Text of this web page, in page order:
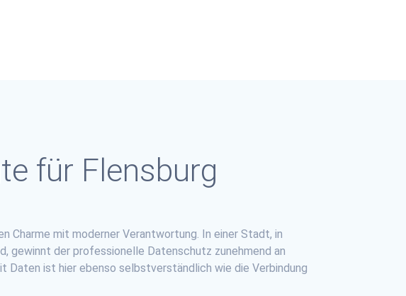
für Flensburg
Charme mit moderner Verantwortung. In einer Stadt, in
gewinnt der professionelle Datenschutz zunehmend an
Daten ist hier ebenso selbstverständlich wie die Verbindung